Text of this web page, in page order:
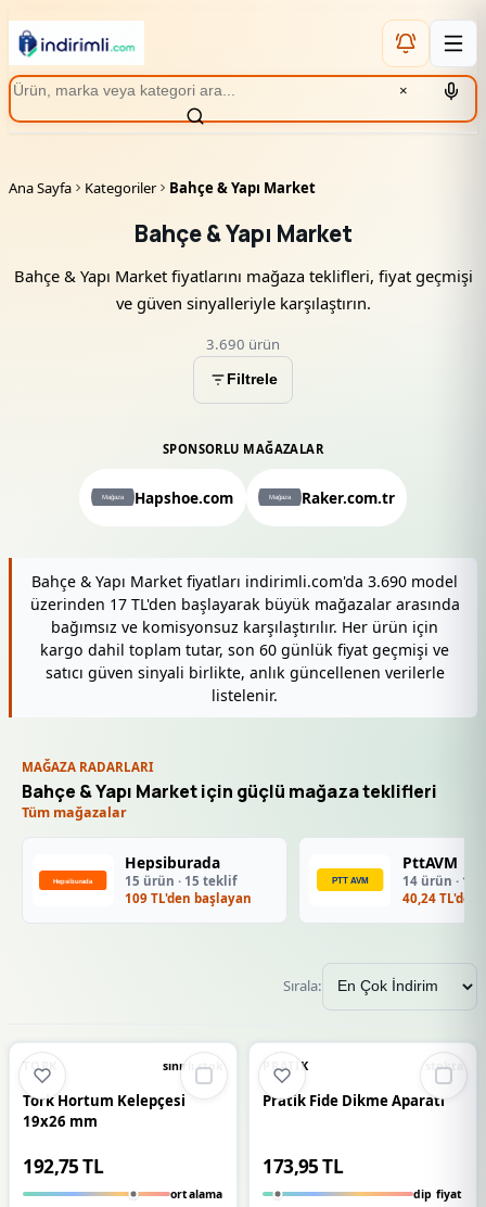
×
Ana Sayfa Kategoriler Bahçe & Yapı Market
Bahçe & Yapı Market
Bahçe & Yapı Market fiyatlarını mağaza teklifleri, fiyat geçmişi
ve güven sinyalleriyle karşılaştırın.
3.690 ürün
Filtrele
SPONSORLU MAĞAZALAR
Hapshoe.com Raker.com.tr
Bahçe & Yapı Market fiyatları indirimli.com'da 3.690 model
üzerinden 17 TL'den başlayarak büyük mağazalar arasında
bağımsız ve komisyonsuz karşılaştırılır. Her ürün için
kargo dahil toplam tutar, son 60 günlük fiyat geçmişi ve
satıcı güven sinyali birlikte, anlık güncellenen verilerle
listelenir.
MAĞAZA RADARLARI
Bahçe & Yapı Market için güçlü mağaza teklifleri
Tüm mağazalar
Hepsiburada
15 ürün · 15 teklif
109 TL'den başlayan
PttAVM
14 ürün · 14
40,24 TL'den
Sırala:
%23 DÜŞTÜ
TORK sınırlı stok
Tork Hortum Kelepçesi
19x26 mm
192,75 TL
ortalama
PRATIK stokta
Pratik Fide Dikme Aparatı
173,95 TL
dip fiyat